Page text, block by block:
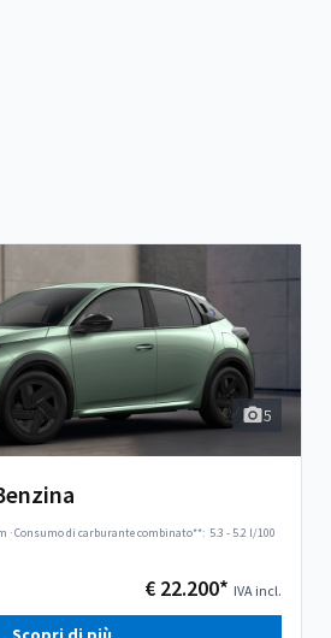
5
·Consumo di carburante combinato**: 5.3 - 5.2 l/100
€ 22.200* IVA incl.